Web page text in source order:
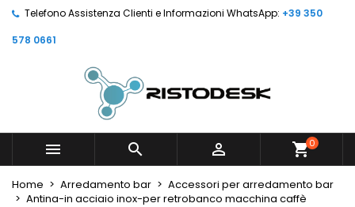
Telefono Assistenza Clienti e Informazioni WhatsApp: +39 350
578 0661
   shopping_cart0
Home Arredamento bar
Accessori per arredamento bar
Antina-in acciaio inox-per retrobanco macchina caffè